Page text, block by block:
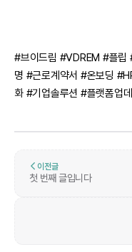
​#브이드림 #VDREM #플립
명 #근로계약서 #온보딩
화 #기업솔루션 #플랫폼업
이전글
첫 번째 글입니다